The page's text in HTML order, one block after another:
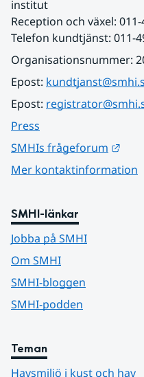
institut
Reception och växel: 011-
Telefon kundtjänst: 011-
Organisationsnummer:
Epost:
Epost:
Press
SMHIs frågeforum
Mer kontaktinformation
SMHI-länkar
Jobba på SMHI
Om SMHI
SMHI-bloggen
SMHI-podden
Teman
Havsmiljö i kust och hav